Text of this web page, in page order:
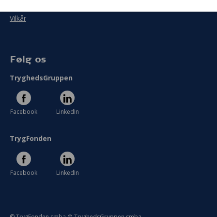
Mål
indfriet?
Se hele evaluering
Vilkår
Følg os
TryghedsGruppen
Facebook LinkedIn
TrygFonden
Facebook LinkedIn